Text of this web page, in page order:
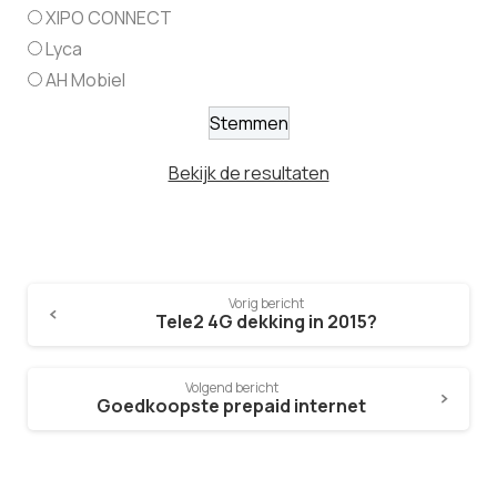
XIPO CONNECT
Lyca
AH Mobiel
Bekijk de resultaten
Vorig bericht
Tele2 4G dekking in 2015?
Volgend bericht
Goedkoopste prepaid internet